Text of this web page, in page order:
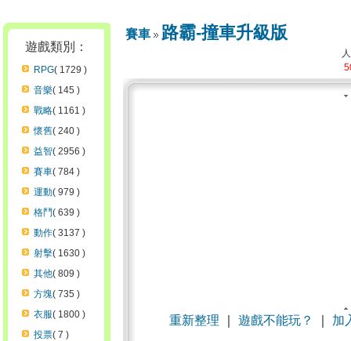
遊戲類別：
RPG( 1729 )
音樂( 145 )
戰略( 1161 )
懷舊( 240 )
益智( 2956 )
賽車( 784 )
運動( 979 )
格鬥( 639 )
動作( 3137 )
射擊( 1630 )
其他( 809 )
方塊( 735 )
衣服( 1800 )
投票( 7 )
賽車 路霸-撞車升級版
重新整理 遊戲不能玩？ 加